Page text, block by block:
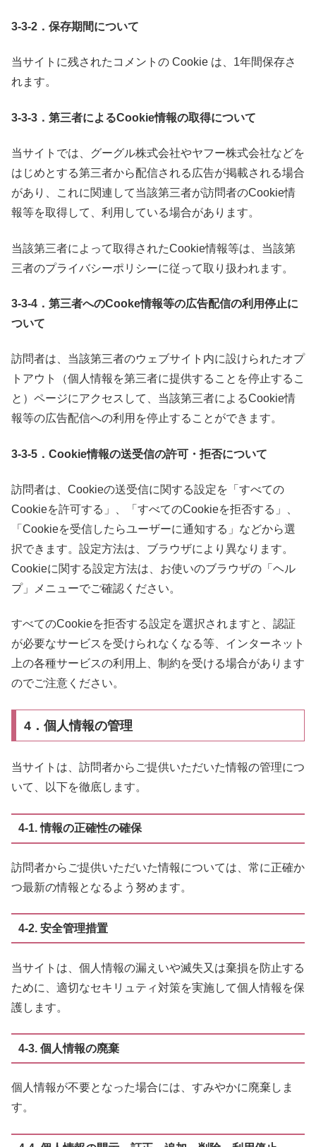
3-3-2．保存期間について
当サイトに残されたコメントの Cookie は、1年間保存さ
れます。
3-3-3．第三者によるCookie情報の取得について
当サイトでは、グーグル株式会社やヤフー株式会社などを
はじめとする第三者から配信される広告が掲載される場合
があり、これに関連して当該第三者が訪問者のCookie情
報等を取得して、利用している場合があります。
当該第三者によって取得されたCookie情報等は、当該第
三者のプライバシーポリシーに従って取り扱われます。
3-3-4．第三者へのCooke情報等の広告配信の利用停止に
ついて
訪問者は、当該第三者のウェブサイト内に設けられたオプ
トアウト（個人情報を第三者に提供することを停止するこ
と）ページにアクセスして、当該第三者によるCookie情
報等の広告配信への利用を停止することができます。
3-3-5．Cookie情報の送受信の許可・拒否について
訪問者は、Cookieの送受信に関する設定を「すべての
Cookieを許可する」、「すべてのCookieを拒否する」、
「Cookieを受信したらユーザーに通知する」などから選
択できます。設定方法は、ブラウザにより異なります。
Cookieに関する設定方法は、お使いのブラウザの「ヘル
プ」メニューでご確認ください。
すべてのCookieを拒否する設定を選択されますと、認証
が必要なサービスを受けられなくなる等、インターネット
上の各種サービスの利用上、制約を受ける場合があります
のでご注意ください。
4．個人情報の管理
当サイトは、訪問者からご提供いただいた情報の管理につ
いて、以下を徹底します。
4-1. 情報の正確性の確保
訪問者からご提供いただいた情報については、常に正確か
つ最新の情報となるよう努めます。
4-2. 安全管理措置
当サイトは、個人情報の漏えいや滅失又は棄損を防止する
ために、適切なセキリュティ対策を実施して個人情報を保
護します。
4-3. 個人情報の廃棄
個人情報が不要となった場合には、すみやかに廃棄しま
す。